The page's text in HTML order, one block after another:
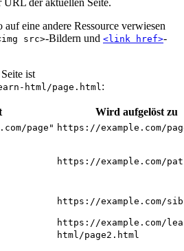
der aktuellen Seite.
eine andere Ressource verwiesen
src>-Bildern und <link href>-
ist
html/page.html:
Wird aufgelöst zu
page" https://example.com/
https://example.com/
https://example.com/
https://example.com/
html/page2.html